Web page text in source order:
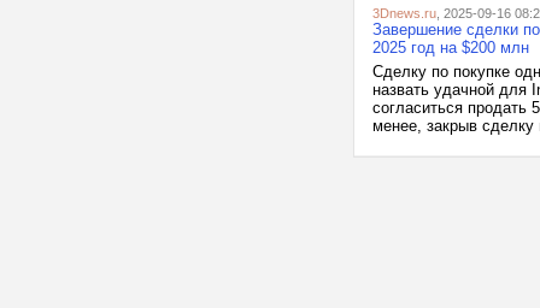
3Dnews.ru , 2025-09-16
Завершение сделки
2025 год на $200 млн
Сделку по покупке
назвать удачной для
согласиться продать
менее, закрыв сделку